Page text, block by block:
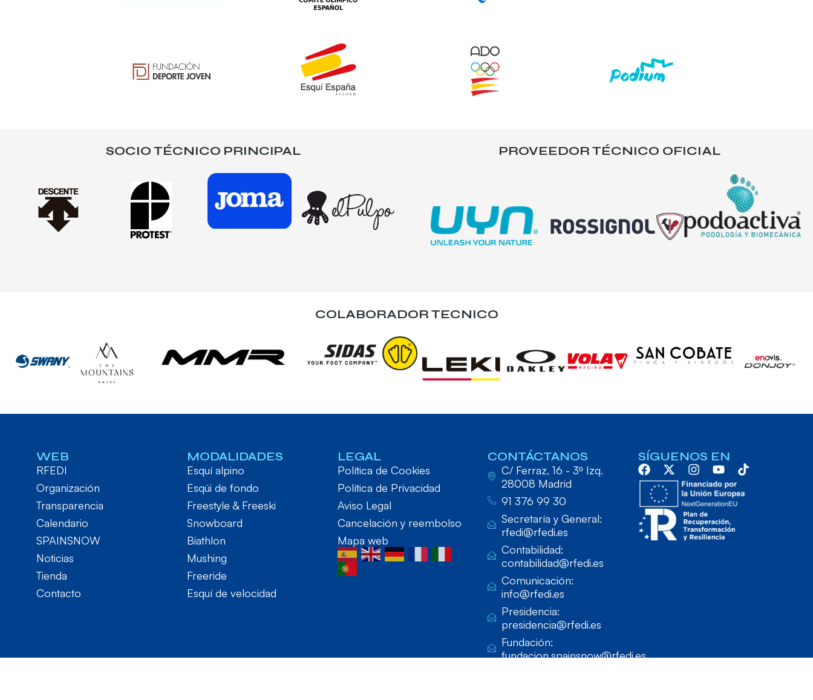
SOCIO TÉCNICO PRINCIPAL PROVEEDOR TÉCNICO OFICIAL
COLABORADOR TECNICO
WEB
RFEDI
Organización
Transparencia
Calendario
SPAINSNOW
Noticias
Tienda
Contacto
MODALIDADES
Esquí alpino
Esqúi de fondo
Freestyle & Freeski
Snowboard
Biathlon
Mushing
Freeride
Esquí de velocidad
LEGAL
Política de Cookies
Política de Privacidad
Aviso Legal
Cancelación y reembolso
Mapa web
CONTÁCTANOS
C/ Ferraz, 16 - 3º Izq.
28008 Madrid
91 376 99 30
Secretaría y General:
rfedi@rfedi.es
Contabilidad:
contabilidad@rfedi.es
Comunicación:
info@rfedi.es
Presidencia:
presidencia@rfedi.es
Fundación:
fundacion.spainsnow@rfedi.es
SÍGUENOS EN